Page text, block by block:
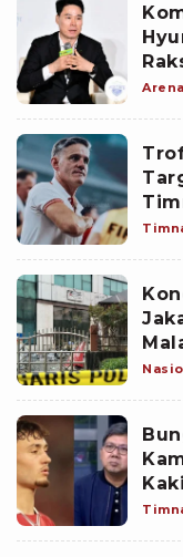
Arena
di